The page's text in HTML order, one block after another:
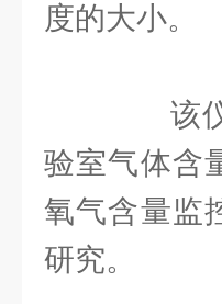
度的大小。
该仪
验室气体含
氧气含量监
研究。